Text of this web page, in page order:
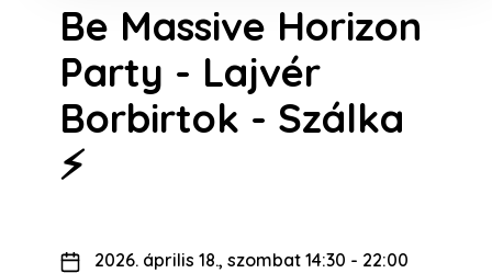
Be Massive Horizon
Party - Lajvér
Borbirtok - Szálka
⚡
2026. április 18., szombat 14:30 - 22:00